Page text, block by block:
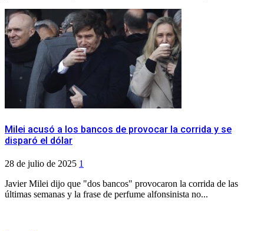
Milei acusó a los bancos de provocar la corrida y se
disparó el dólar
28 de julio de 2025 1
Javier Milei dijo que "dos bancos" provocaron la corrida de las
últimas semanas y la frase de perfume alfonsinista no...